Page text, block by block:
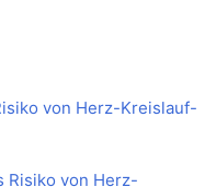
von Herz-Kreislauf-